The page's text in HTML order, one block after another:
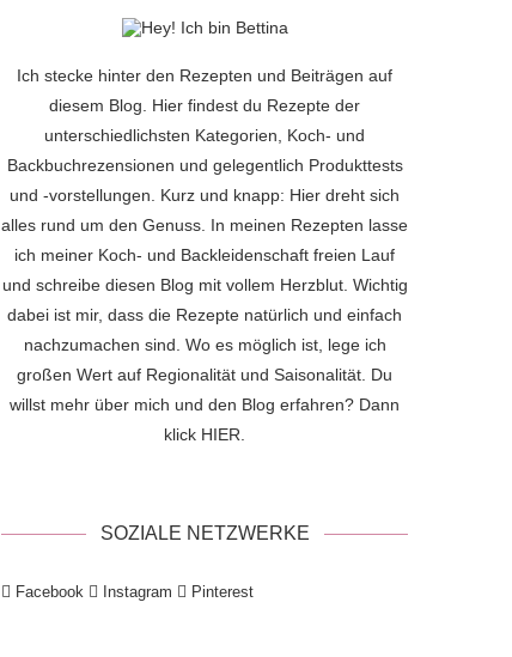
Ich stecke hinter den Rezepten und Beiträgen auf
diesem Blog. Hier findest du Rezepte der
unterschiedlichsten Kategorien, Koch- und
Backbuchrezensionen und gelegentlich Produkttests
und -vorstellungen. Kurz und knapp: Hier dreht sich
alles rund um den Genuss. In meinen Rezepten lasse
ich meiner Koch- und Backleidenschaft freien Lauf
und schreibe diesen Blog mit vollem Herzblut. Wichtig
dabei ist mir, dass die Rezepte natürlich und einfach
nachzumachen sind. Wo es möglich ist, lege ich
großen Wert auf Regionalität und Saisonalität. Du
willst mehr über mich und den Blog erfahren? Dann
klick HIER
SOZIALE NETZWERKE
Facebook Instagram Pinterest